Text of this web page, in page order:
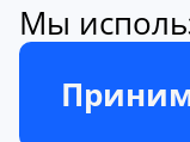
Мы